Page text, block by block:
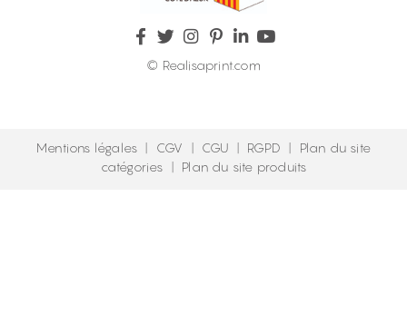
© Realisaprint.com
Mentions légales | CGV | CGU | RGPD |
Plan du site
catégories | Plan du site produits